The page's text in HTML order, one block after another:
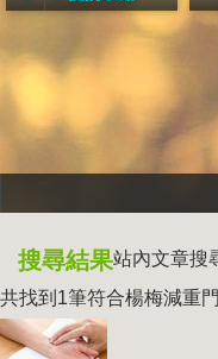
搜尋結果站內文章搜
共找到1筆符合楊梅減重